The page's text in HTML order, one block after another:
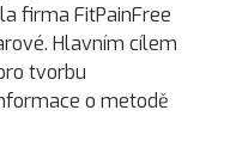
firma FitPainFree
Hlavním cílem
tvorbu
o metodě